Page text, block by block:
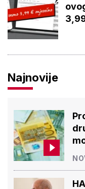
Najnovije